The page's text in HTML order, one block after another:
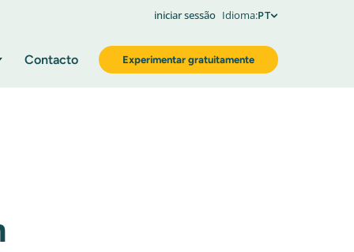
iniciar sessão Idioma:PT
Contacto Experimentar gratuitamente